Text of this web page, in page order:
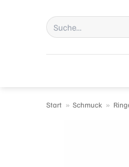
Suchen
nach:
Start » Schmuck »